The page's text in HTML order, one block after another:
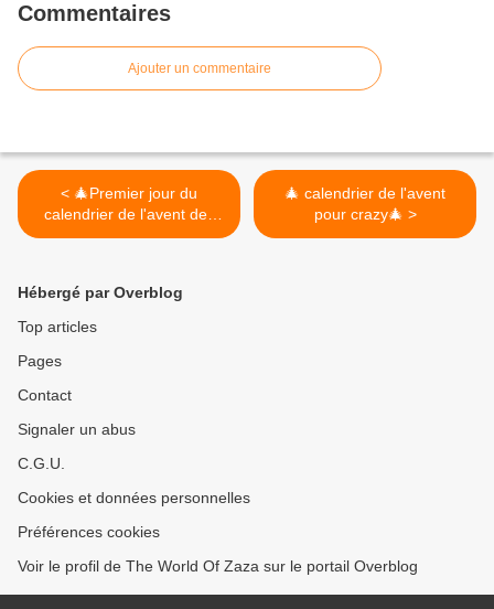
Commentaires
Ajouter un commentaire
< 🎄Premier jour du
calendrier de l'avent des
éditions usborne🎄
🎄 calendrier de l'avent
pour crazy🎄 >
Hébergé par Overblog
Top articles
Pages
Contact
Signaler un abus
C.G.U.
Cookies et données personnelles
Préférences cookies
Voir le profil de The World Of Zaza sur le portail Overblog